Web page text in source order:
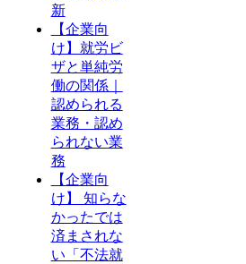
新
【企業向
け】就労ビ
ザと単純労
働の関係｜
認められる
業務・認め
られない業
務
【企業向
け】 知らな
かったでは
済まされな
い「不法就